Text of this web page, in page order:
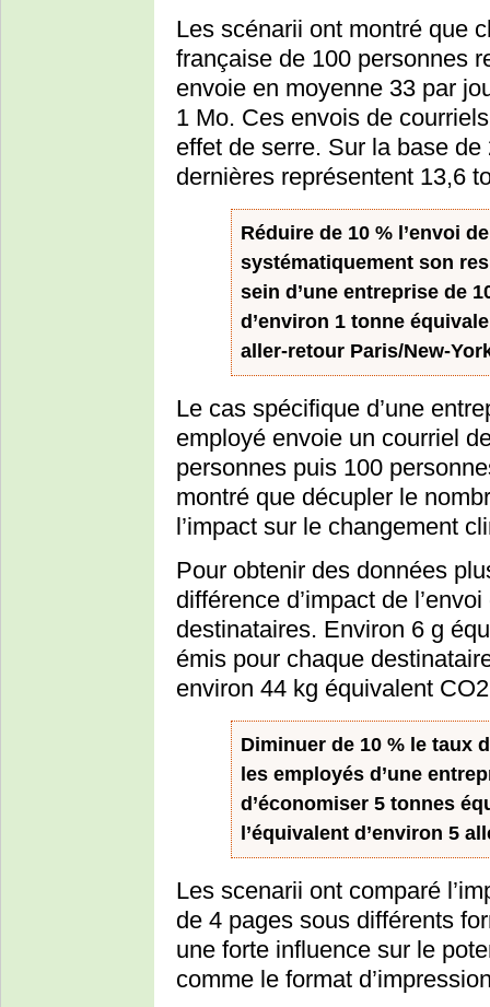
Les scénarii ont montré que
française de 100 personnes
envoie en moyenne 33 par
1 Mo. Ces envois de
effet de serre. Sur la base
dernières représentent 13,6
Réduire de 10 % l’envoi
systématiquement son
sein d’une entreprise de
d’environ 1 tonne
aller-retour Paris/New-
Le cas spécifique d’une
employé envoie un courriel
personnes puis 100
montré que décupler le
l’impact sur le changement
Pour obtenir des données
différence d’impact de
destinataires. Environ 6 g
émis pour chaque
environ 44 kg équivalent
Diminuer de 10 % le taux
les employés d’une
d’économiser 5 tonnes
l’équivalent d’environ 5
Les scenarii ont comparé
de 4 pages sous différents
une forte influence sur le
comme le format